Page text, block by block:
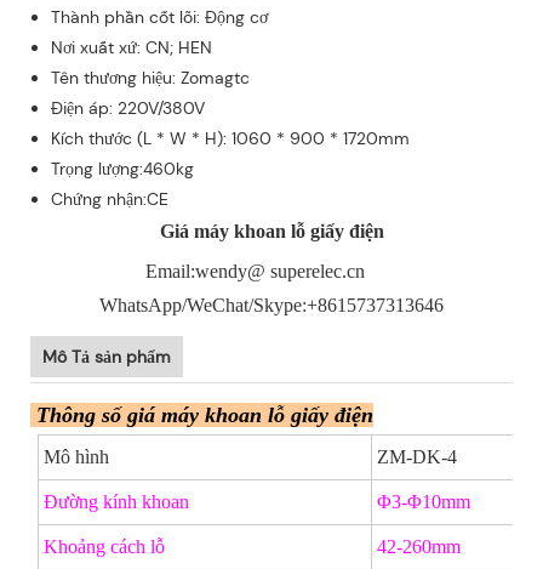
Thành phần cốt lõi: Động cơ
Nơi xuất xứ: CN; HEN
Tên thương hiệu: Zomagtc
Điện áp: 220V/380V
Kích thước (L * W * H): 1060 * 900 * 1720mm
Trọng lượng:460kg
Chứng nhận:CE
Giá máy khoan lỗ giấy điện
Email:wendy@ superelec.cn
WhatsApp/WeChat/Skype:+8615737313646
Mô Tả sản phẩm
Thông số giá máy khoan lỗ giấy điện
Mô hình ZM-DK-4
Đường kính khoan Φ3-Φ10mm
Khoảng cách lỗ 42-260mm